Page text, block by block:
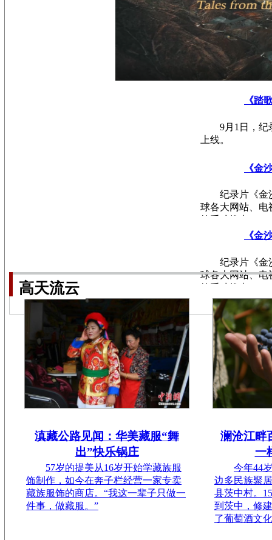
《踏
9月1日，纪
上线。
《金
纪录片《金
球各大网站、电
《金
纪录片《金
球各大网站、电
高天流云
滇藏公路见闻：华美藏服“舞
出”快乐锅庄
57岁的提美从16岁开始学藏族服
饰制作，如今在奔子栏经营一家专卖
藏族服饰的商店。“我这一辈子只做一
件事，做藏服。”
澜沧江畔
一
今年44
边多民族聚
县茨中村。
到茨中，修
了葡萄酒文